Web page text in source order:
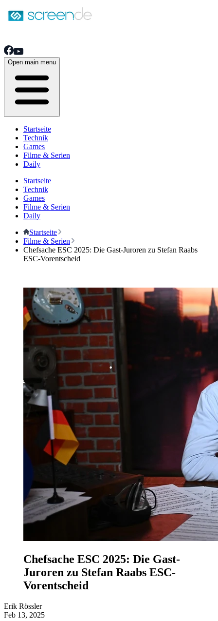
Open main menu
Startseite
Technik
Games
Filme & Serien
Daily
Startseite
Technik
Games
Filme & Serien
Daily
Startseite
Filme & Serien
Chefsache ESC 2025: Die Gast-Juroren zu Stefan Raabs
ESC-Vorentscheid
Chefsache ESC 2025: Die Gast-
Juroren zu Stefan Raabs ESC-
Vorentscheid
Erik Rössler
Feb 13, 2025